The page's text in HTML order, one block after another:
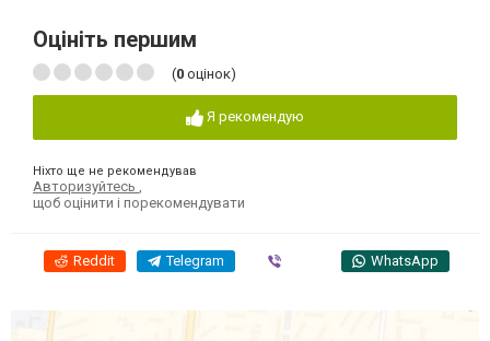
Оцініть першим
(0 оцінок)
Я рекомендую
Ніхто ще не рекомендував
Авторизуйтесь
щоб оцінити і порекомендувати
Reddit Telegram WhatsApp